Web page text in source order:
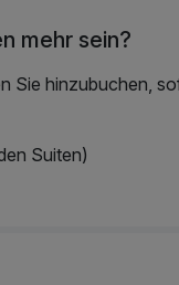
mehr sein?
Sie hinzubuchen,
Suiten)